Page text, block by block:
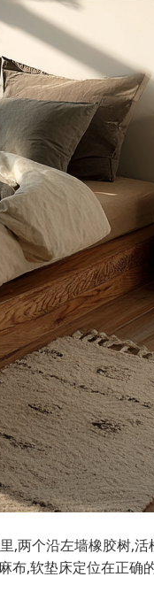
两个沿左墙橡胶树,活
布,软垫床定位在正确